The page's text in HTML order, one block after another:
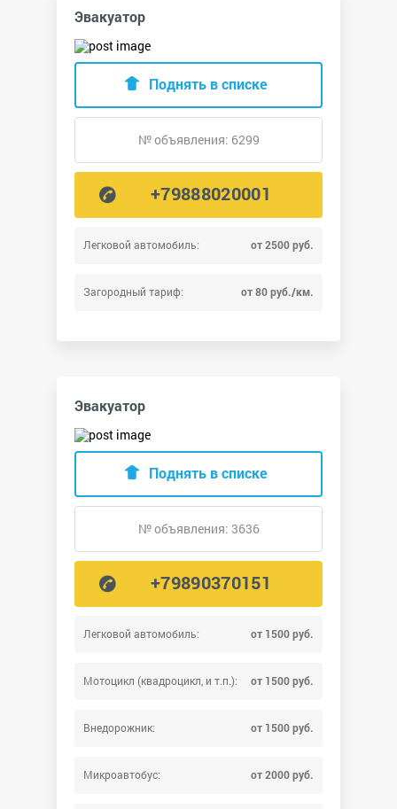
Эвакуатор
Легковой автомобиль: от 2500 руб.
Загородный тариф: от 80 руб./км.
Поднять в списке
№ объявления: 6299
+79888020001
Эвакуатор
Легковой автомобиль: от 1500 руб.
Мотоцикл (квадроцикл, и т.п.): от 1500 руб.
Внедорожник: от 1500 руб.
Микроавтобус: от 2000 руб.
Поднять в списке
№ объявления: 3636
+79890370151